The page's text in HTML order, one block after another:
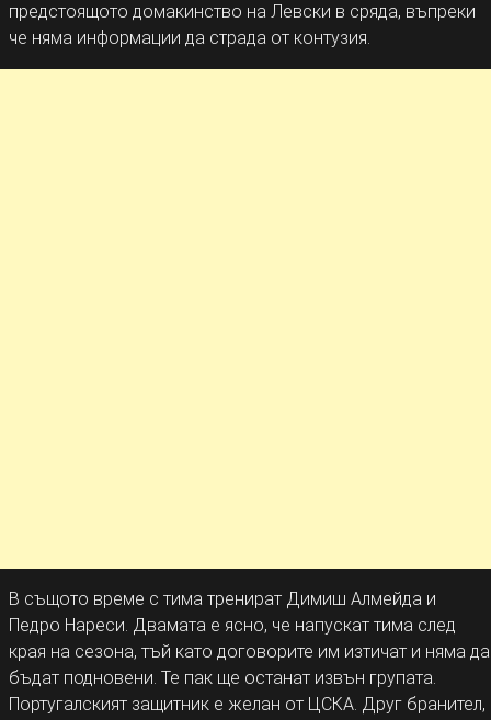
предстоящото домакинство на Левски в сряда, въпреки
че няма информации да страда от контузия.
В същото време с тима тренират Димиш Алмейда и
Педро Нареси. Двамата е ясно, че напускат тима след
края на сезона, тъй като договорите им изтичат и няма да
бъдат подновени. Те пак ще останат извън групата.
Португалският защитник е желан от ЦСКА. Друг бранител,